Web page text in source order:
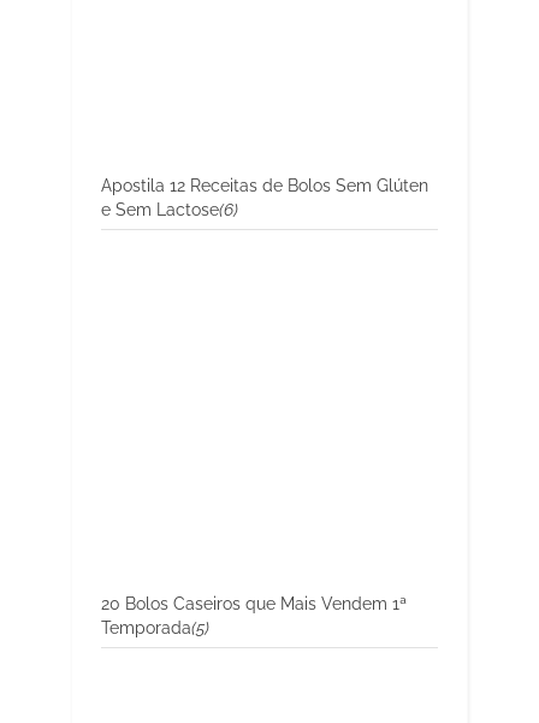
Apostila 12 Receitas de Bolos Sem Glúten
e Sem Lactose(6)
20 Bolos Caseiros que Mais Vendem 1ª
Temporada(5)